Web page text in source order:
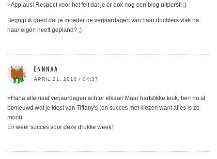
>Applaus! Respect voor het feit dat je er ook nog een blog uitperst! ;)
Begrijp ik goed dat je moeder de verjaardagen van haar dochters vlak na
haar eigen heeft gepland? ;)
ENNNAA
APRIL 21, 2010 / 04:37
>Haha allemaal verjaardagen achter elkaar! Maar hartstikke leuk, ben nu al
benieuwd wat je kiest van Tiffany's (en succes met kiezen want alles is zo
mooi)
En weer succes voor deze drukke week!